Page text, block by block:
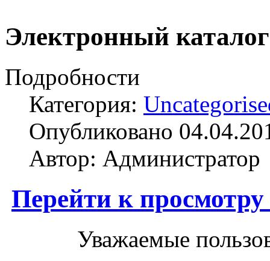
Электронный каталог
Подробности
Категория:
Опубликовано
Автор: Администратор
Перейти к просмотру
Уважаемые